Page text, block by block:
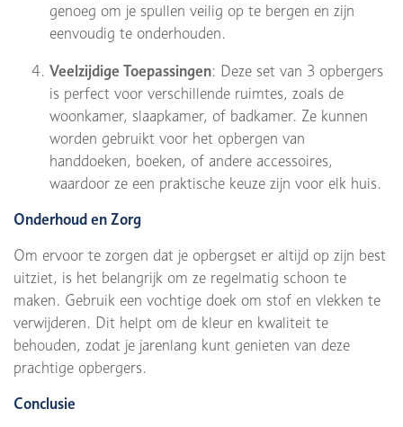
genoeg om je spullen veilig op te bergen en zijn
eenvoudig te onderhouden.
Veelzijdige Toepassingen: Deze set van 3 opbergers
is perfect voor verschillende ruimtes, zoals de
woonkamer, slaapkamer, of badkamer. Ze kunnen
worden gebruikt voor het opbergen van
handdoeken, boeken, of andere accessoires,
waardoor ze een praktische keuze zijn voor elk huis.
Onderhoud en Zorg
Om ervoor te zorgen dat je opbergset er altijd op zijn best
uitziet, is het belangrijk om ze regelmatig schoon te
maken. Gebruik een vochtige doek om stof en vlekken te
verwijderen. Dit helpt om de kleur en kwaliteit te
behouden, zodat je jarenlang kunt genieten van deze
prachtige opbergers.
Conclusie